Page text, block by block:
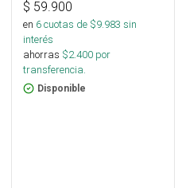
$ 59.900
en 6cuotas de $9.983 sin
interés
ahorras $2.400 por
transferencia.
Disponible